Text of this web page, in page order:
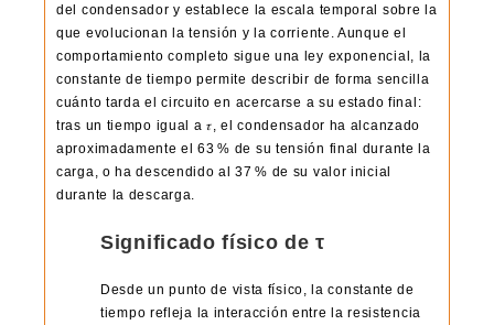
del condensador y establece la escala temporal sobre la
que evolucionan la tensión y la corriente. Aunque el
comportamiento completo sigue una ley exponencial, la
constante de tiempo permite describir de forma sencilla
cuánto tarda el circuito en acercarse a su estado final:
tras un tiempo igual a 𝜏, el condensador ha alcanzado
aproximadamente el 63 % de su tensión final durante la
carga, o ha descendido al 37 % de su valor inicial
durante la descarga.
Significado físico de τ
Desde un punto de vista físico, la constante de
tiempo refleja la interacción entre la resistencia